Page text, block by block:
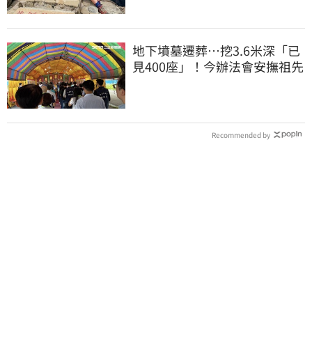
地下墳墓遷葬…挖3.6米深「已
見400座」！今辦法會安撫祖先
Recommended by